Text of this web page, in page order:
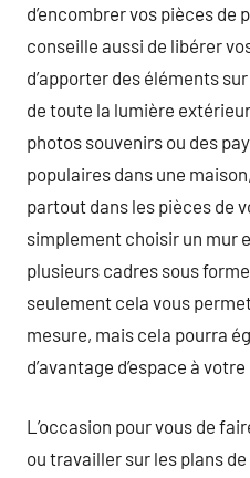
d’encombrer vos pièces de
conseille aussi de libérer
d’apporter des éléments
de toute la lumière
photos souvenirs ou des
populaires dans une
partout dans les pièces de
simplement choisir un mur
plusieurs cadres sous
seulement cela vous
mesure, mais cela pourra
d’avantage d’espace à
L’occasion pour vous de
ou travailler sur les plans